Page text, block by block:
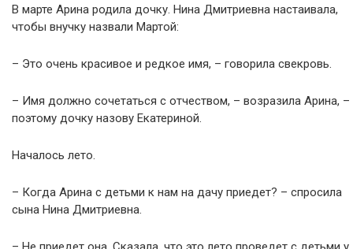
В марте Арина родила дочку. Нина Дмитриевна настаивала,
чтобы внучку назвали Мартой:
– Это очень красивое и редкое имя, – говорила свекровь.
– Имя должно сочетаться с отчеством, – возразила Арина, –
поэтому дочку назову Екатериной.
Началось лето.
– Когда Арина с детьми к нам на дачу приедет? – спросила
сына Нина Дмитриевна.